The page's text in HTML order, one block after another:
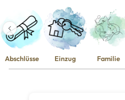
Abschlüsse Einzug Familie